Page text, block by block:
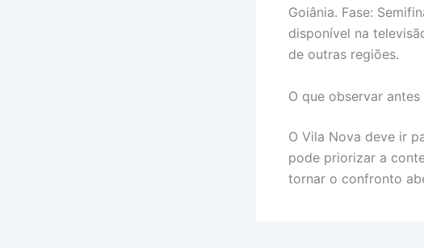
Goiânia. Fase:
disponível na
de outras regiões.
O que observar
O Vila Nova deve ir
pode priorizar a
tornar o confronto